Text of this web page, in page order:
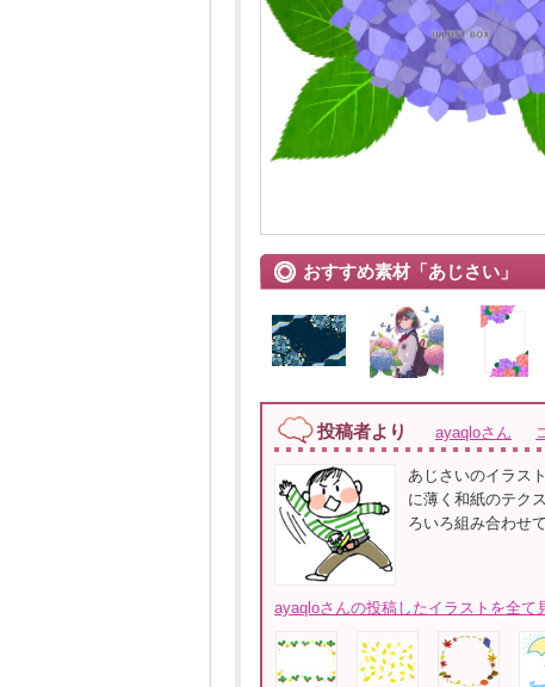
おすすめ素材「あじさい」
投稿者より ayaqloさん
あじさいのイラス
に薄く和紙のテク
ろいろ組み合わせ
ayaqloさんの投稿したイラストを全て